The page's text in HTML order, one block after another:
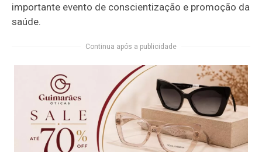
importante evento de conscientização e promoção da
saúde.
Continua após a publicidade